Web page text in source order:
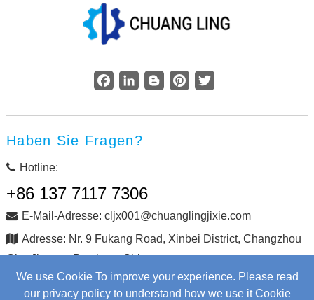
We use Cookie To improve your experience. Please read
our privacy policy to understand how we use it Cookie
Facebook
LinkedInBloggerPinterestTwitter
Haben Sie Fragen?
Hotline:
+86 137 7117 7306
E-Mail-Adresse: cljx001@chuanglingjixie.com
Adresse: Nr. 9 Fukang Road, Xinbei District, Changzhou
City, Jiangsu Province, China